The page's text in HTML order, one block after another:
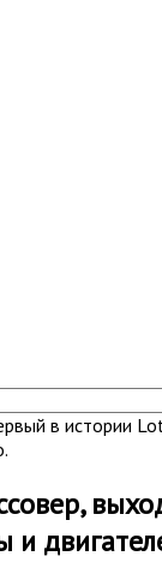
в истории
и